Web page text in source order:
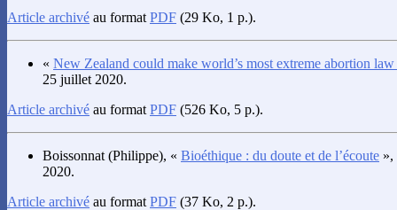
Article archivé au format PDF (29 Ko, 1 p.).
« New Zealand could make world’s most extreme abortion
25 juillet 2020.
Article archivé au format PDF (526 Ko, 5 p.).
Boissonnat (Philippe), « Bioéthique : du doute et de l’écoute »,
2020.
Article archivé au format PDF (37 Ko, 2 p.).